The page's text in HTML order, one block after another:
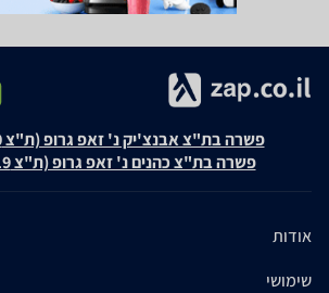
פשרה בת"צ אבנצ'יק נ' זאפ גרופ (ת"צ 23008-08-20)
פשרה בת"צ כהנים נ' זאפ גרופ (ת"צ 60371-12-19)
אודות
שימושי